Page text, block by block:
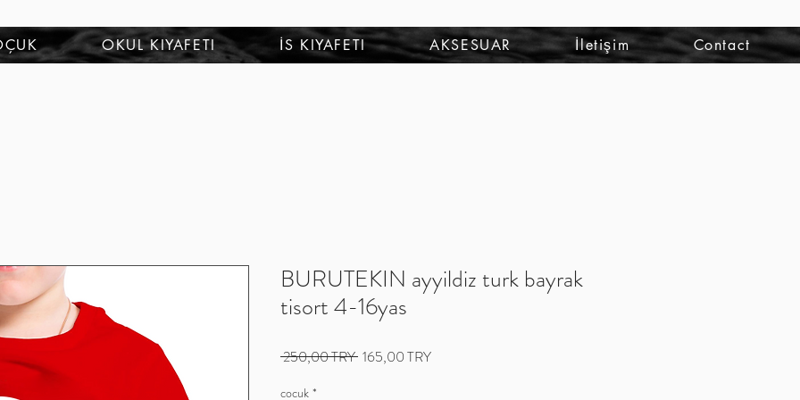
Iniciar sesión
OKUL KIYAFETI İS KIYAFETI AKSESUAR İletişim Contact
BURUTEKIN ayyildiz turk bayrak
tisort 4-16yas
250,00 TRY Precio
165,00 TRYPrecio
cocuk *